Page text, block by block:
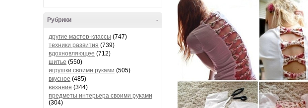
-
Рубрики
другие мастер-классы (747)
техники развития (739)
вдохновляющее (712)
шитье (550)
игрушки своими руками (505)
вкусное (485)
вязание (344)
предметы интерьера своими руками
(304)